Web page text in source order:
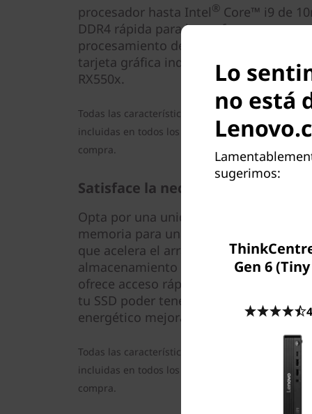
procesador hasta Intel® Core™ i9 de
DDR4 rápida para hacer frente a tus
procesamiento de datos. Aumenta la
tarjeta gráfica independiente opcional
RX550x.
Todas las características mencionadas
incluidas en todos los modelos. Revisa la
compra.
Satisface la necesidad de velocidad
Opta por una unidad de disco duro con
memoria para una experiencia de
que acelera el arranque y encuentra y
almacenamiento de la unidad de
ofrece acceso rápido, mientras que la
tu SSD poder tener un rendimiento
energético mejorado.
Todas las características mencionadas
incluidas en todos los modelos. Revisa la
compra.
Lo
no está
sugerimos:
Gen 6